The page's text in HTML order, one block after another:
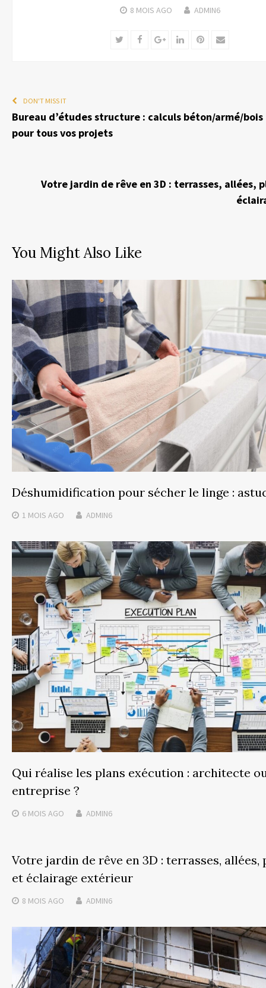
8 MOIS AGO ADMIN6
TwitterFacebookGoogle+LinkedInPinterest
Email
DON'T MISS IT
Bureau d’études structure : calculs béton/armé/
pour tous vos projets
Votre jardin de rêve en 3D : terrasses, allées,
You Might Also Like
Déshumidification pour sécher le linge :
1 MOIS AGO ADMIN6
Qui réalise les plans exécution : architecte
entreprise ?
6 MOIS AGO ADMIN6
Votre jardin de rêve en 3D : terrasses,
et éclairage extérieur
8 MOIS AGO ADMIN6